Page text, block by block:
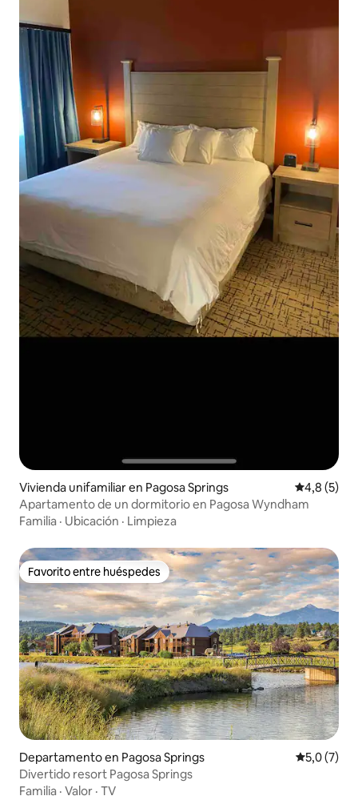
Vivienda unifamiliar en Pagosa Springs
4,8 (5)
Apartamento de un dormitorio en Pagosa Wyndham
Familia · Ubicación · Limpieza
Favorito entre huéspedes
Favorito entre huéspedes
Departamento en Pagosa Springs
5,0 (7)
Divertido resort Pagosa Springs
Familia · Valor · TV